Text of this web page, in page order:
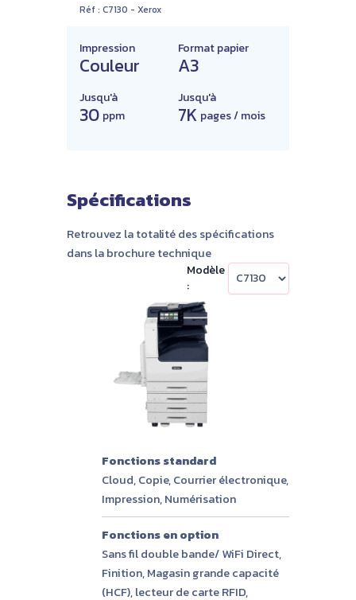
Réf : C7130 - Xerox
Impression
Couleur
Format papier
A3
Jusqu'à
30 ppm
Jusqu'à
7K pages / mois
Spécifications
Retrouvez la totalité des spécifications
dans la brochure technique
Modèle
:
Fonctions standard
Cloud, Copie, Courrier électronique,
Impression, Numérisation
Fonctions en option
Sans fil double bande/ WiFi Direct,
Finition, Magasin grande capacité
(HCF), lecteur de carte RFID,